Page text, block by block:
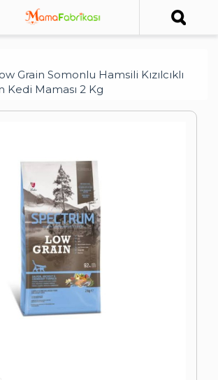
Grain Somonlu Hamsili Kızılcıklı
Kedi Maması 2 Kg